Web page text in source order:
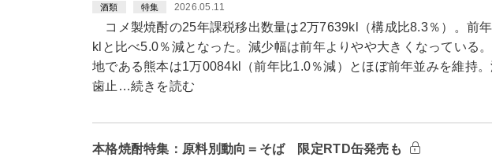
酒類 特集 2026.05.11
コメ製焼酎の25年課税移出数量は2万7639kl（構成比8.3％）。前
klと比べ5.0％減となった。減少幅は前年よりやや大きくなっている
地である熊本は1万0084kl（前年比1.0％減）とほぼ前年並みを維持
歯止…続きを読む
本格焼酎特集：原料別動向＝そば 限定RTD缶発売も